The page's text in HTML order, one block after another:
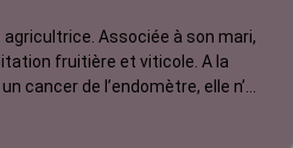
agricultrice. Associée à son mari,
fruitière et viticole. A la
cancer de l’endomètre, elle n’a